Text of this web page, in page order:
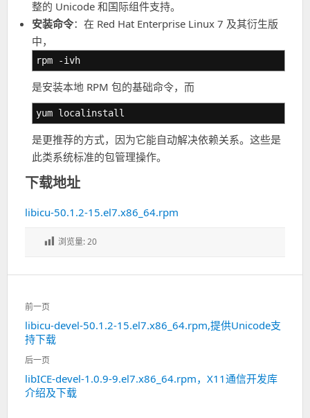
整的 Unicode 和国际组件支持。
安装命令：在 Red Hat Enterprise Linux 7 及其衍生版
中，
rpm -ivh
是安装本地 RPM 包的基础命令，而
yum localinstall
是更推荐的方式，因为它能自动解决依赖关系。这些是
此类系统标准的包管理操作。
下载地址
libicu-50.1.2-15.el7.x86_64.rpm
浏览量:20
文
章
导
航
前一页
上
一
篇：
libicu-devel-50.1.2-15.el7.x86_64.rpm,提供Unicode支
持下载
后一页
下
一
libICE-devel-1.0.9-9.el7.x86_64.rpm，X11通信开发库
介绍及下载